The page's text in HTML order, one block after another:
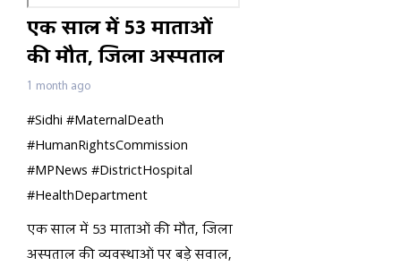
एक साल में 53 माताओं
की मौत, जिला अस्पताल
की व्यवस्थाओं पर बड़े
सवाल,
1 month ago
#Sidhi #MaternalDeath
#HumanRightsCommission
#MPNews #DistrictHospital
#HealthDepartment
#BreakingNews #MadhyaPradesh
#Punjabkesari
एक साल में 53 माताओं की मौत, जिला
अस्पताल की व्यवस्थाओं पर बड़े सवाल,